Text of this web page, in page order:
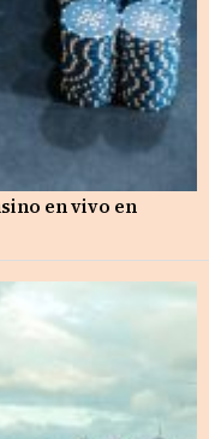
en vivo en